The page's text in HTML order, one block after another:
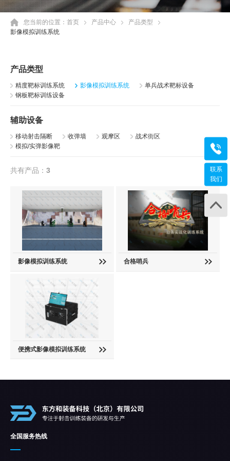
您当前的位置： 首页 产品中心
产品类型
影像模拟训练系统
产品类型
精度靶标训练系统 影像模拟训练系统
单兵战术靶标设备
钢板靶标训练设备
辅助设备
移动射击隔断 收弹墙 观摩区
战术街区
模拟/实弹影像靶
共有产品： 3
影像模拟训练系统 合格哨兵
便携式影像模拟训练系统
全国服务热线
咨询
400-
工作
联系
我们